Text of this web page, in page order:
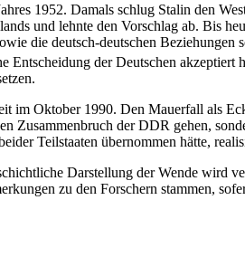
1952. Damals schlug Stalin den
und lehnte den Vorschlag ab. Bis
die deutsch-deutschen Beziehungen
Entscheidung der Deutschen akzeptiert
im Oktober 1990. Den Mauerfall als
Zusammenbruch der DDR gehen,
Teilstaaten übernommen hätte,
Darstellung der Wende wird
zu den For­schern stammen,